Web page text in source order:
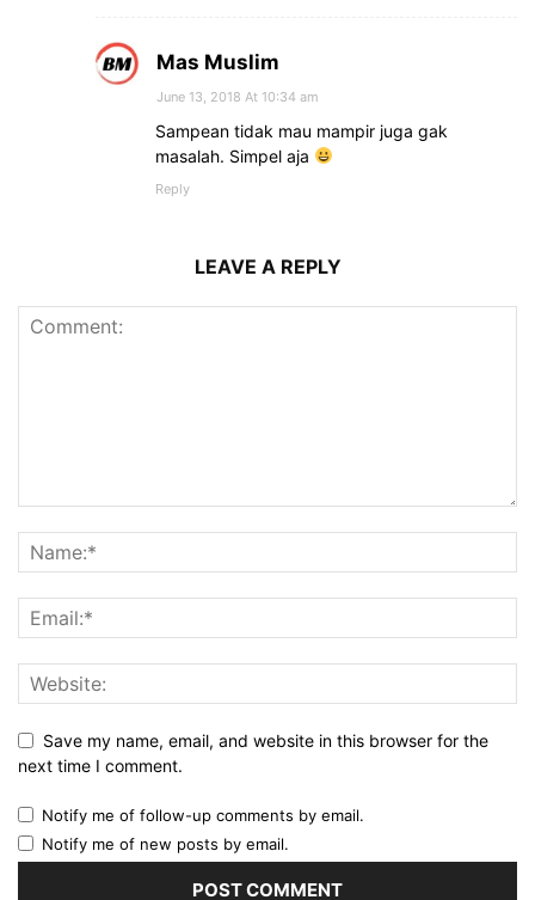
Mas Muslim
June 13, 2018 At 10:34 am
Sampean tidak mau mampir juga gak
masalah. Simpel aja
Reply
LEAVE A REPLY
Save my name, email, and website in this browser for the
next time I comment.
Notify me of follow-up comments by email.
Notify me of new posts by email.